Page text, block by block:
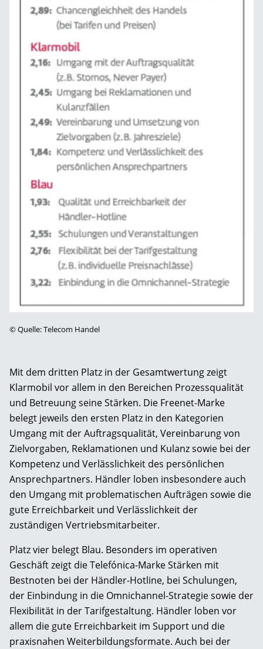
©Quelle: Telecom Handel
Mit dem dritten Platz in der Gesamtwertung zeigt
Klarmobil vor allem in den Bereichen Prozessqualität
und Betreuung seine Stärken. Die Freenet-Marke
belegt jeweils den ersten Platz in den Kategorien
Umgang mit der Auftragsqualität, Vereinbarung von
Zielvorgaben, Reklamationen und Kulanz sowie bei der
Kompetenz und Verlässlichkeit des persönlichen
Ansprechpartners. Händler loben insbesondere auch
den Umgang mit problematischen Aufträgen sowie die
gute Erreichbarkeit und Verlässlichkeit der
zuständigen Vertriebsmitarbeiter.
Platz vier belegt Blau. Besonders im operativen
Geschäft zeigt die Telefónica-Marke Stärken mit
Bestnoten bei der Händler-Hotline, bei Schulungen,
der Einbindung in die Omnichannel-Strategie sowie der
Flexibilität in der Tarifgestaltung. Händler loben vor
allem die gute Erreichbarkeit im Support und die
praxisnahen Weiterbildungsformate. Auch bei der